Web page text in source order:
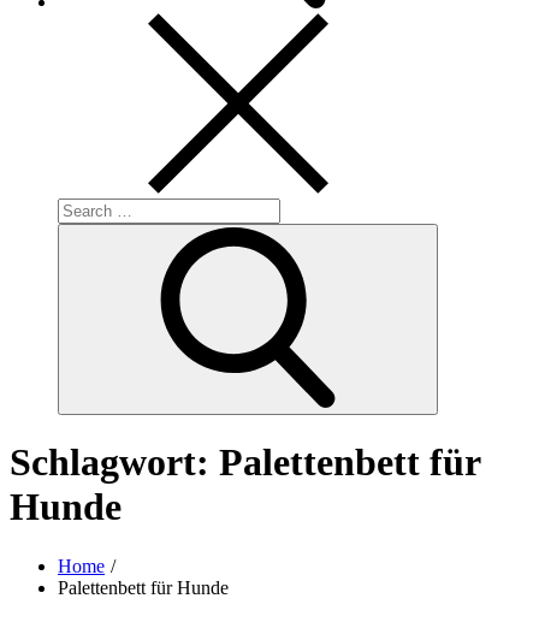
Search
for:
Schlagwort: Palettenbett für
Hunde
Home
Palettenbett für Hunde